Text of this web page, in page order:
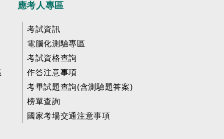
應考人專區
考試資訊
電腦化測驗專區
考試資格查詢
作答注意事項
考畢試題查詢(含測驗題答案)
榜單查詢
國家考場交通注意事項